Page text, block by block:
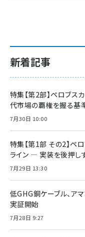
新着記事
特集【第2部】ペロブ
代市場の覇権を握る基
7月30日 10:00
特集【第1部 その2】ペ
ライン ― 実装を後押し
7月29日 13:30
低GHG銅ケーブル、ア
実証開始
7月28日 9:27